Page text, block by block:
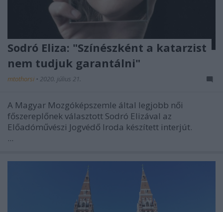
Sodró Eliza: "Színészként a katarzist
nem tudjuk garantálni"
mtothorsi • 2020. július 21.
A Magyar Mozgóképszemle által legjobb női
főszereplőnek választott Sodró Elizával az
Előadóművészi Jogvédő Iroda készített interjút.
...